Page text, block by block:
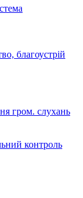
благоустрій
гром. слухань
контроль